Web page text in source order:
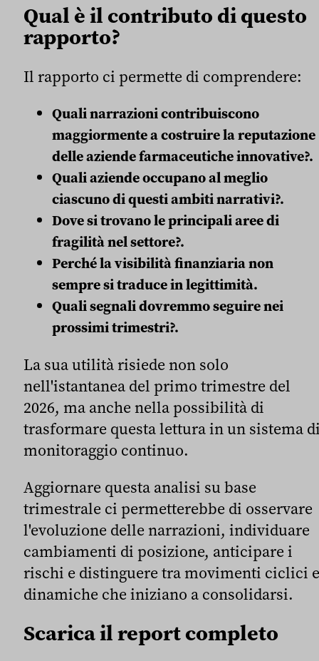
Qual è il contributo di questo
rapporto?
Il rapporto ci permette di comprendere:
Quali narrazioni contribuiscono
maggiormente a costruire la reputazione
delle aziende farmaceutiche innovative?.
Quali aziende occupano al meglio
ciascuno di questi ambiti narrativi?.
Dove si trovano le principali aree di
fragilità nel settore?.
Perché la visibilità finanziaria non
sempre si traduce in legittimità.
Quali segnali dovremmo seguire nei
prossimi trimestri?.
La sua utilità risiede non solo
nell'istantanea del primo trimestre del
2026, ma anche nella possibilità di
trasformare questa lettura in un sistema
monitoraggio continuo.
Aggiornare questa analisi su base
trimestrale ci permetterebbe di osservare
l'evoluzione delle narrazioni, individuare
cambiamenti di posizione, anticipare i
rischi e distinguere tra movimenti ciclici e
dinamiche che iniziano a consolidarsi.
Scarica il report completo